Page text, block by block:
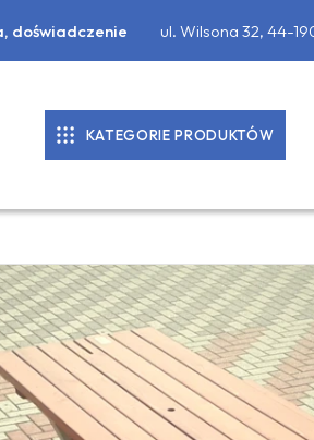
doświadczenie ul. Wilsona 32, 44-
KATEGORIE PRODUKTÓW